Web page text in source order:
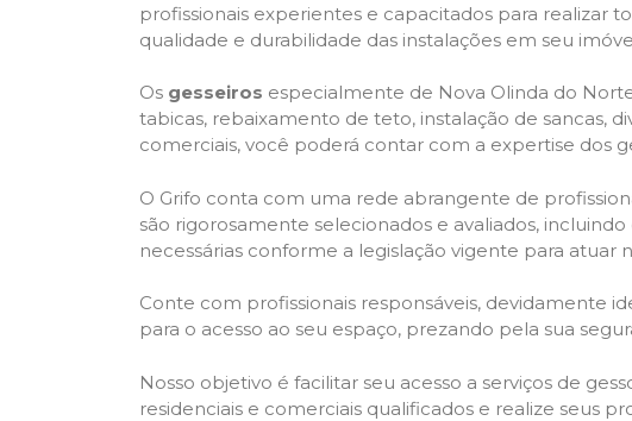
profissionais experientes e capacitados para realizar
qualidade e durabilidade das instalações em seu
Os gesseiros especialmente de Nova Olinda do
tabicas, rebaixamento de teto, instalação de sancas,
comerciais, você poderá contar com a expertise dos
O Grifo conta com uma rede abrangente de
são rigorosamente selecionados e avaliados,
necessárias conforme a legislação vigente para
Conte com profissionais responsáveis, devidamente
para o acesso ao seu espaço, prezando pela sua
Nosso objetivo é facilitar seu acesso a serviços de
residenciais e comerciais qualificados e realize seus